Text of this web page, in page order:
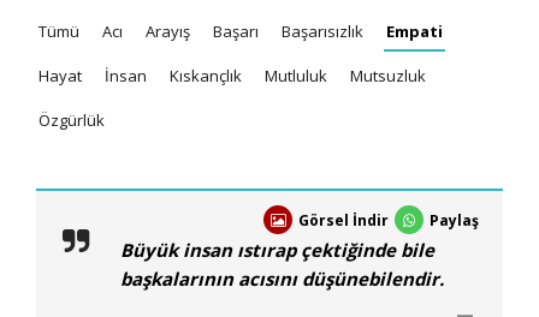
Tümü Acı Arayış Başarı Başarısızlık Empati
Hayat İnsan Kıskançlık Mutluluk Mutsuzluk
Özgürlük
Görsel İndir Paylaş
Büyük insan ıstırap çektiğinde bile
başkalarının acısını düşünebilendir.